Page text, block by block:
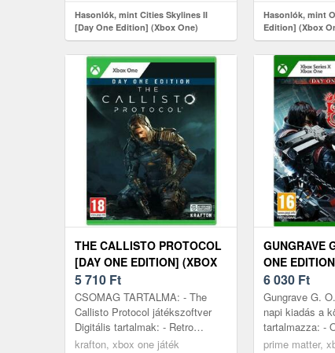
Hasonlók, mint Cities Skylines II
[Day One Edition] (Xbox One)
Hasonlók, mint
Edition] (Xbox
THE CALLISTO PROTOCOL
[DAY ONE EDITION] (XBOX
ONE)
5 710 Ft
CSOMAG TARTALMA: - The
Callisto Protocol játékszoftver
Digitális tartalmak: - Retro
Prisoner karakter és fegyver
krafton, xbox one játék
GUNGRAVE
ONE
6 030 Ft
Gungrave G.
napi kiadás a
tartalmazza: -
Death Ronin
prime matter,